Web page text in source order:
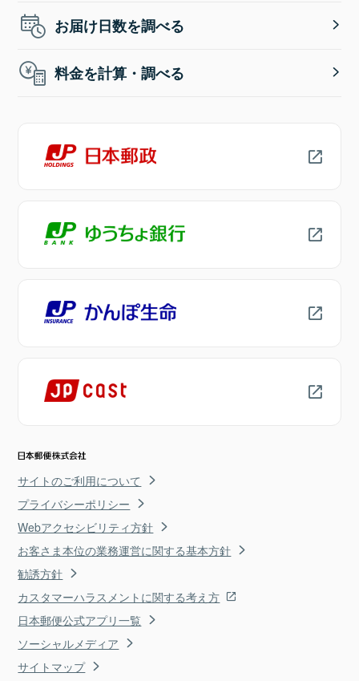
お届け日数を調べる
料金を計算・調べる
サイトのご利用について
プライバシーポリシー
Webアクセシビリティ方針
お客さま本位の業務運営に関する基本方針
勧誘方針
カスタマーハラスメントに関する考え方
日本郵便公式アプリ一覧
ソーシャルメディア
サイトマップ